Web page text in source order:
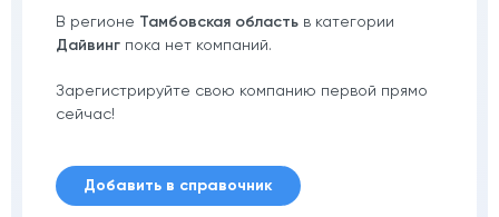
В регионе Тамбовская область в категории
Дайвинг пока нет компаний.
Зарегистрируйте свою компанию первой прямо
сейчас!
Добавить в справочник